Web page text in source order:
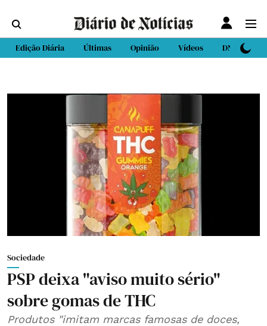
Edição Diária Últimas Opinião Vídeos DN Sport
Sociedade
PSP deixa "aviso muito sério"
sobre gomas de THC
Produtos "imitam marcas famosas de doces,